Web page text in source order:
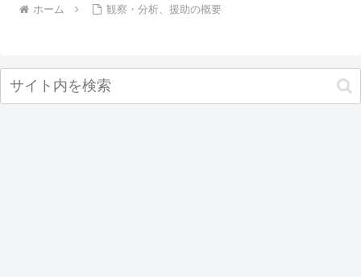
ホーム 観察・分析、援助の概要